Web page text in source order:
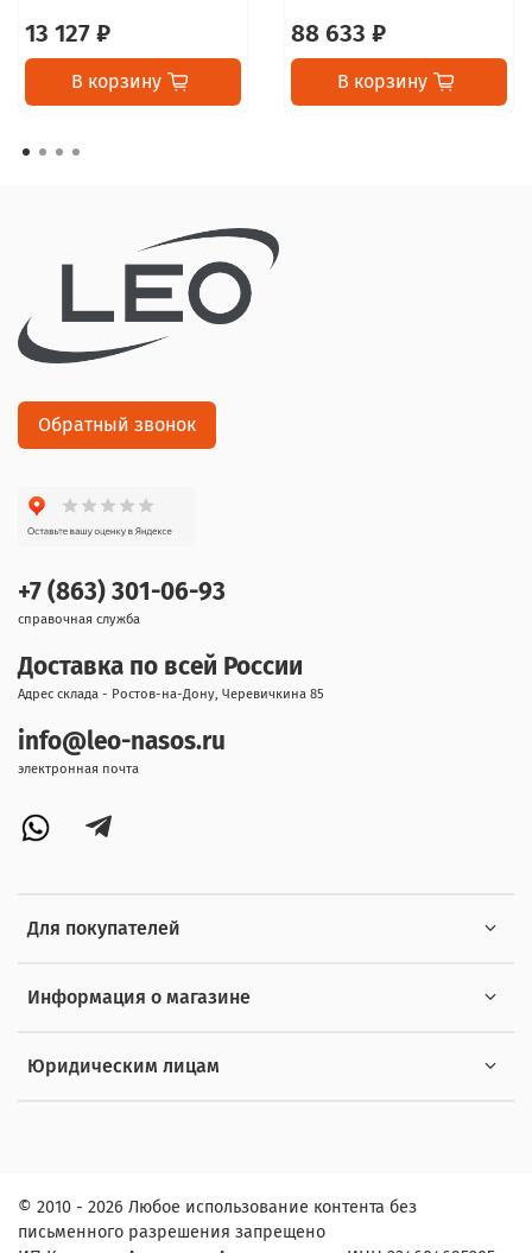
13 127 ₽
В корзину
88 633 ₽
В корзину
Для покупателей
Информация о магазине
Юридическим лицам
+7 (863) 301-06-93
справочная служба
Доставка по всей России
Адрес склада - Ростов-на-Дону, Черевичкина 85
info@leo-nasos.ru
электронная почта
Обратный звонок
© 2010 - 2026 Любое использование контента без
письменного разрешения запрещено